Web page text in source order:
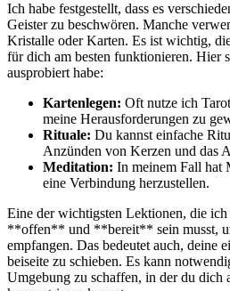
Ich habe festgestellt, dass es
Geister zu beschwören. Manche
Kristalle oder Karten. Es ist wichtig,
für dich am besten funktionieren. Hier
ausprobiert habe:
Kartenlegen: Oft nutze ich
meine ‌Herausforderungen zu
Rituale: Du kannst einfache
Anzünden von​ Kerzen und das
Meditation: In meinem ⁣Fall hat
eine ‍Verbindung herzustellen.
Eine der‌ wichtigsten Lektionen, die ich
**offen** und **bereit** sein musst,
empfangen. Das bedeutet auch, deine
beiseite zu schieben. Es kann
Umgebung ⁤zu schaffen, in der du dich